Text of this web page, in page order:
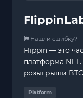
Нашли ошибку?
Flippin — это
платформа
розыгрыши BTC
Platform